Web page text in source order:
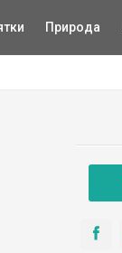
Природа